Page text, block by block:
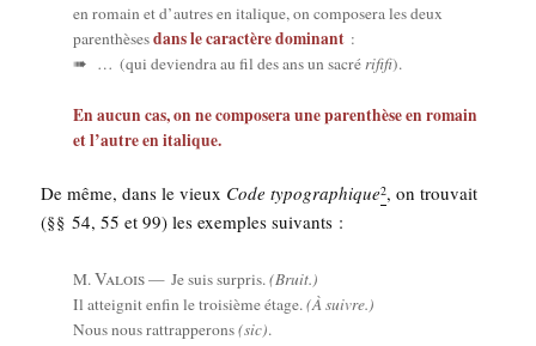
en romain et d’autres en ita­lique, on com­po­se­ra les deux
paren­thèsesdans le carac­tère domi­nant :
➠ … (qui devien­dra au fil des ans un sacrérifi­fi).
En aucun cas, on ne com­po­se­ra une paren­thèse en romain
et l’autre en italique.
De même, dans le vieux Code typo­gra­phique2, on trou­vait
(§§ 54, 55 et 99) les exemples suivants :
M.Valois— Je suis sur­pris.(Bruit.)
Il attei­gnit enfin le troi­sième étage.(À suivre.)
Nous nous rat­trap­pe­rons(sic).